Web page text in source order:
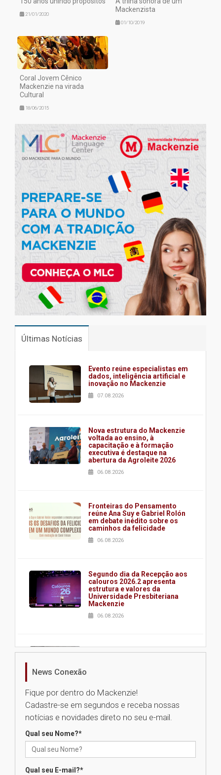
21/01/2020
Mackenzista
01/10/2019
Coral Jovem Cênico
Mackenzie na virada
Cultural
18/06/2015
Últimas Notícias
Evento reúne especialistas em
dados, inteligência artificial e
inovação no Mackenzie
07.08.2026
Nova estrutura do Mackenzie
voltada ao ensino, à
capacitação e à formação
executiva é destaque na
abertura da Agroleite 2026
06.08.2026
Fronteiras do Pensamento
reúne Ana Suy e Gabriel Rolón
em debate inédito sobre os
caminhos da felicidade
06.08.2026
Segundo dia da Recepção aos
calouros 2026.2 apresenta
estrutura e valores da
Universidade Presbiteriana
Mackenzie
06.08.2026
Nova apresentação do Centro
Universidade Mackenzie
realizará nova edição da Feira
News Conexão
Fique por dentro do Mackenzie!
Cadastre-se em segundos e receba nossas
notícias e novidades direto no seu e-mail.
Qual seu Nome?*
Qual seu E-mail?*